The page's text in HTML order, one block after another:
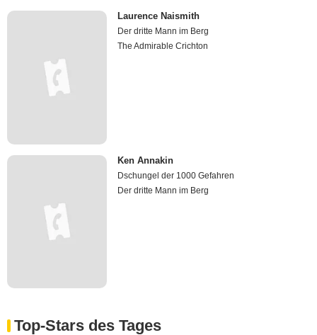
Laurence Naismith
Der dritte Mann im Berg
The Admirable Crichton
Ken Annakin
Dschungel der 1000 Gefahren
Der dritte Mann im Berg
Top-Stars des Tages